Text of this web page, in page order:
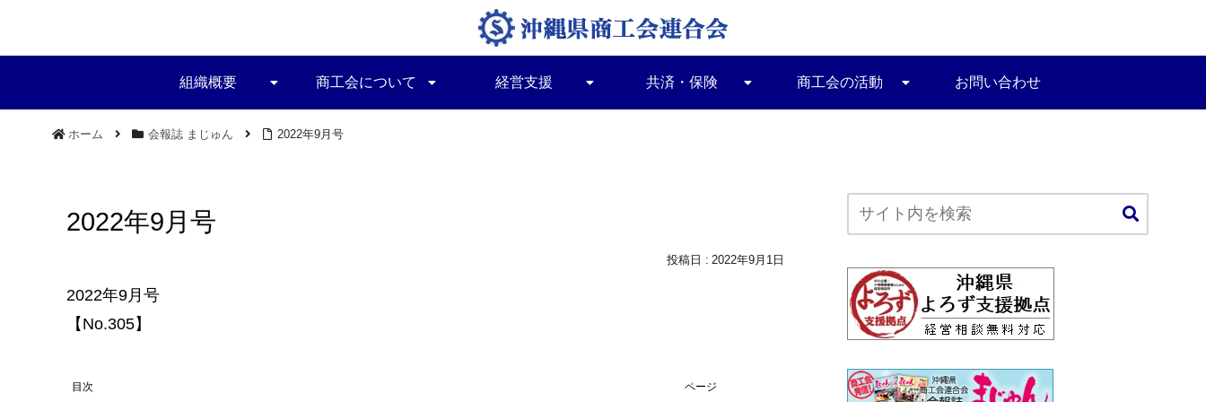
組織概要 商工会について 経営支援 共済・保険 商工会の活動 お問い合わせ
ホーム 会報誌 まじゅん 2022年9月号
2022年9月号
2022年9月1日
2022年9月号
【No.305】
目次 ページ